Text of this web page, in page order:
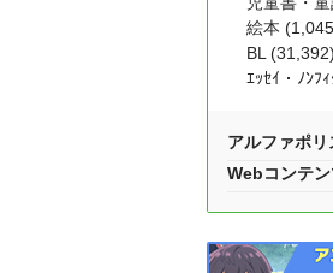
絵本
BL (31,392)
ｴｯｾｲ・ﾉﾝﾌ
アルファポ
Webコンテ